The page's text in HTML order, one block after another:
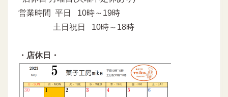
営業時間 平日 10時～19時
土日祝日 10時～18時
・店休日・